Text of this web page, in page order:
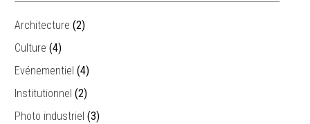
Architecture (2)
Culture (4)
Evénementiel (4)
Institutionnel (2)
Photo industriel (3)